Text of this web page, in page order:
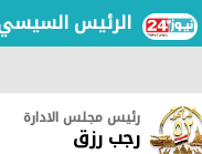
الرئيس السيسي
رئيس مجلس الادارة
رجب رزق